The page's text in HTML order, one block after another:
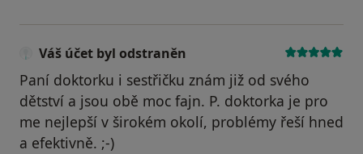
Váš účet byl odstraněn
Paní doktorku i sestřičku znám již od svého
dětství a jsou obě moc fajn. P. doktorka je pro
me nejlepší v širokém okolí, problémy řeší hned
a efektivně. ;-)